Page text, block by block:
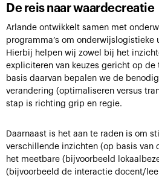
De reis naar waardecreatie
Arlande ontwikkelt samen met
programma’s om onderwijslogistieke
Hierbij helpen wij zowel bij het
expliciteren van keuzes gericht op
basis daarvan bepalen we de
verandering (optimaliseren versus
stap is richting grip en regie.
Daarnaast is het aan te raden is om
verschillende inzichten (op basis van
het meetbare (bijvoorbeeld
(bijvoorbeeld de interactie docent/